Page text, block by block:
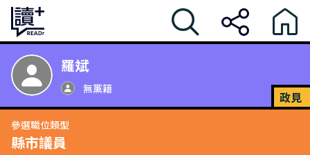
羅斌
無黨籍
政見
參選職位類型
縣市議員